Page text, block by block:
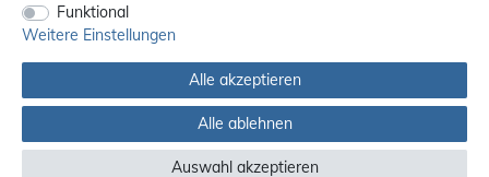
Versandkosten in andere Länder finden Siehier
© 2012 - 2026 orex.de / powered bycreateyourtemplate
Funktional
Weitere Einstellungen
Alle akzeptieren
Alle ablehnen
Auswahl akzeptieren